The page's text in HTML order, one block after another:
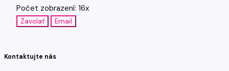
Počet zobrazení: 16x
Zavolať Email
Kontaktujte nás